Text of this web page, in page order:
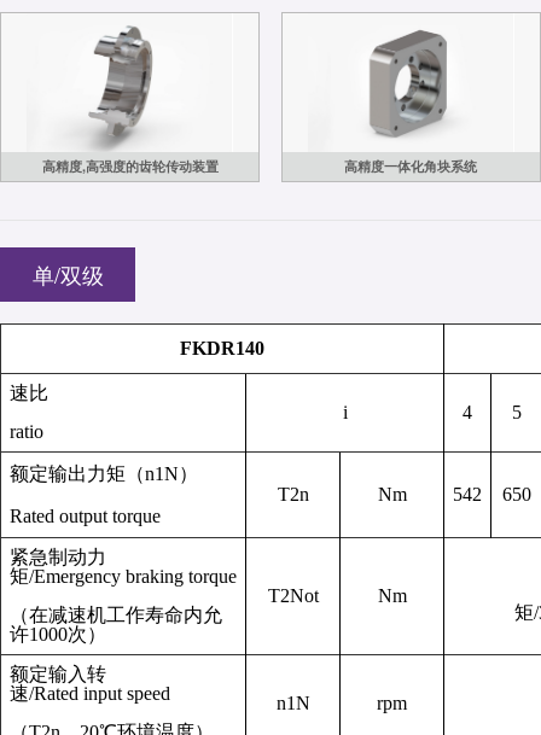
高精度,高强度的齿轮传动装置 高精度一体化角块系统
单/双级
FKDR140
速比
ratio
i 4 5
额定输出力矩 （n1N）
Rated output torque
T2n Nm 542 650
紧急制动力
矩/Emergency braking torque
（在减速机工作寿命内允
许1000次）
T2Not
Nm
矩/
额定输入转
速/Rated input speed
n1N rpm